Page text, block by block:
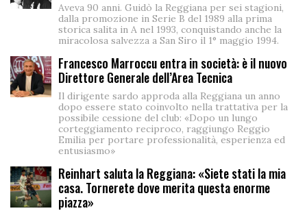
Aveva 90 anni. Guidò la Reggiana per sei stagioni,
dalla promozione in Serie B del 1989 alla prima
storica salita in A nel 1993, conquistando anche la
miracolosa salvezza a San Siro il 1° maggio 1994.
Francesco Marroccu entra in società: è il nuovo
Direttore Generale dell’Area Tecnica
Il dirigente sardo approda alla Reggiana un anno
dopo essere stato coinvolto nella trattativa per la
possibile cessione del club: «Dopo un lungo
corteggiamento reciproco, raggiungo Reggio
Emilia per portare professionalità, esperienza ed
entusiasmo»
Reinhart saluta la Reggiana: «Siete stati la mia
casa. Tornerete dove merita questa enorme
piazza»